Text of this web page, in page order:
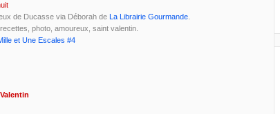
de Ducasse via Déborah de La Librairie Gourmande
photo, amoureux, saint valentin.
et Une Escales #4